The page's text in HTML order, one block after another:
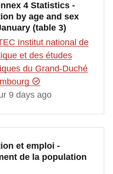
4 Statistics -
by age and sex
(table 3)
Institut national de
et des études
du Grand-Duché
9 days ago
et emploi -
de la population